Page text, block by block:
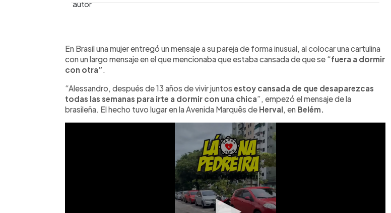
Escuchar artículo
En Brasil una mujer entregó un mensaje a su pareja de forma inusual, al colocar una cartulina
con un largo mensaje en el que mencionaba que estaba cansada de que se “fuera a dormir
con otra”.
“Alessandro, después de 13 años de vivir juntos estoy cansada de que desaparezcas
todas las semanas para irte a dormir con una chica”, empezó el mensaje de la
brasileña. El hecho tuvo lugar en la Avenida Marquês de Herval, en Belém.